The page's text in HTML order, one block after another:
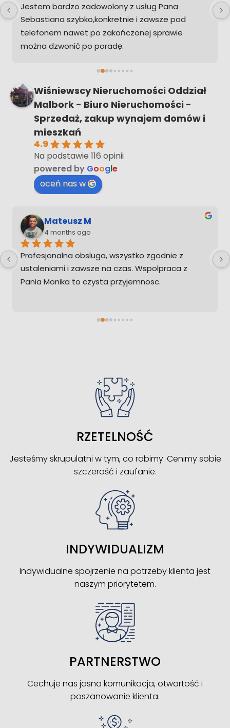
Jestem bardzo zadowolony z usług Pana
Sebastiana szybko,konkretnie i zawsze pod
telefonem nawet po zakończonej sprawie
można dzwonić po poradę.
nieruchomość na pewno zadzwonię żebym nie
musiał ogarniać tego sam
Wiśniewscy Nieruchomości Oddział
Malbork - Biuro Nieruchomości -
Sprzedaż, zakup wynajem domów i
mieszkań
4.9
Na podstawie 116 opinii
powered by Google
oceń nas w
Mateusz M
4 months ago
Profesjonalna obsluga, wszystko zgodnie z
ustaleniami i zawsze na czas. Wspolpraca z
Pania Monika to czysta przyjemnosc.
RZETELNOŚĆ
Jesteśmy skrupulatni w tym, co robimy. Cenimy sobie
szczerość i zaufanie.
INDYWIDUALIZM
Indywidualne spojrzenie na potrzeby klienta jest
naszym priorytetem.
PARTNERSTWO
Cechuje nas jasna komunikacja, otwartość i
poszanowanie klienta.